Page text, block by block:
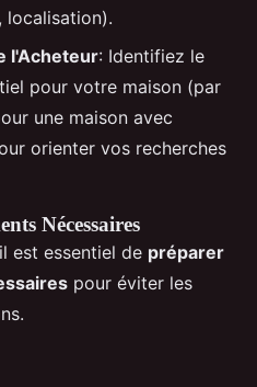
localisation).
l'Acheteur: Identifiez le
pour votre maison (par
une maison avec
orienter vos recherches
Nécessaires
est essentiel de préparer
pour éviter les